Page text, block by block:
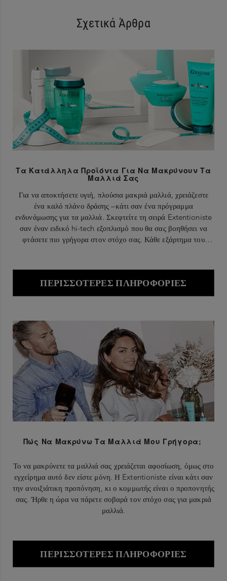
Σχετικά Άρθρα
Τα Κατάλληλα Προϊόντα Για Να Μακρύνουν Τα
Μαλλιά Σας
Για να αποκτήσετε υγιή, πλούσια μακριά μαλλιά, χρειάζεστε
ένα καλό πλάνο δράσης –κάτι σαν ένα πρόγραμμα
ενδυνάμωσης για τα μαλλιά. Σκεφτείτε τη σειρά Extentioniste
σαν έναν ειδικό hi-tech εξοπλισμό που θα σας βοηθήσει να
φτάσετε πιο γρήγορα στον στόχο σας. Κάθε εξάρτημα του
ΠΕΡΙΣΣΌΤΕΡΕΣ ΠΛΗΡΟΦΟΡΊΕΣ
Πώς Να Μακρύνω Τα Μαλλιά Μου Γρήγορα;
Το να μακρύνετε τα μαλλιά σας χρειάζεται αφοσίωση, όμως στο
εγχείρημα αυτό δεν είστε μόνη. Η Extentioniste είναι κάτι σαν
την ανοιξιάτικη προπόνηση, κι ο κομμωτής είναι ο προπονητής
σας. Ήρθε η ώρα να πάρετε σοβαρά τον στόχο σας για μακριά
μαλλιά.
ΠΕΡΙΣΣΌΤΕΡΕΣ ΠΛΗΡΟΦΟΡΊΕΣ